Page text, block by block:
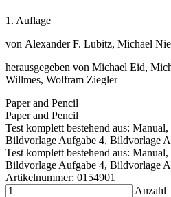
1. Auflage
von Alexander F. Lubitz, Michael
herausgegeben von Michael Eid,
Willmes, Wolfram Ziegler
Paper and Pencil
Paper and Pencil
Test komplett bestehend aus:
Bildvorlage Aufgabe 4, Bildvorlage
Test komplett bestehend aus:
Bildvorlage Aufgabe 4, Bildvorlage
Artikelnummer: 0154901
Anzahl